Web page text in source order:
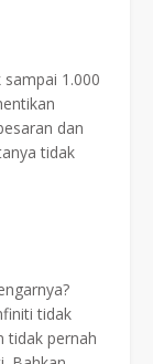
1.000
dan
tidak
tidak
tidak pernah